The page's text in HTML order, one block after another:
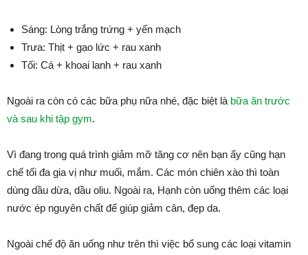
Sáng: Lòng trắng trứng + yến mạch
Trưa: Thịt + gạo lức + rau xanh
Tối: Cá + khoai lanh + rau xanh
Ngoài ra còn có các bữa phụ nữa nhé, đặc biệt là bữa ăn trước
và sau khi tập gym.
Vì đang trong quá trình giảm mỡ tăng cơ nên bạn ấy cũng hạn
chế tối đa gia vị như muối, mắm. Các món chiên xào thì toàn
dùng dầu dừa, dầu oliu. Ngoài ra, Hạnh còn uống thêm các loại
nước ép nguyên chất để giúp giảm cân, đẹp da.
Ngoài chế độ ăn uống như trên thì việc bổ sung các loại vitamin